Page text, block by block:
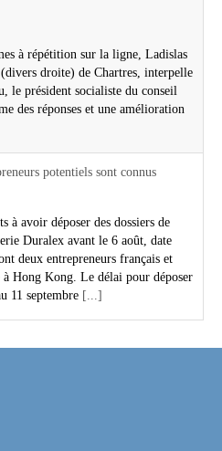
à répétition sur la ligne, Ladislas
droite) de Chartres, interpelle
le président socialiste du conseil
des réponses et une amélioration
potentiels sont connus
à avoir déposer des dossiers de
Duralex avant le 6 août, date
deux entrepreneurs français et
à Hong Kong. Le délai pour déposer
11 septembre [...]